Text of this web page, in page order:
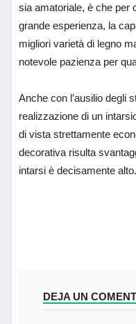
sia amatoriale, è che per
grande esperienza, la
migliori varietà di legno
notevole pazienza per
Anche con l’ausilio degli
realizzazione di un
di vista strettamente
decorativa risulta
intarsi è decisamente alto.
DEJA UN